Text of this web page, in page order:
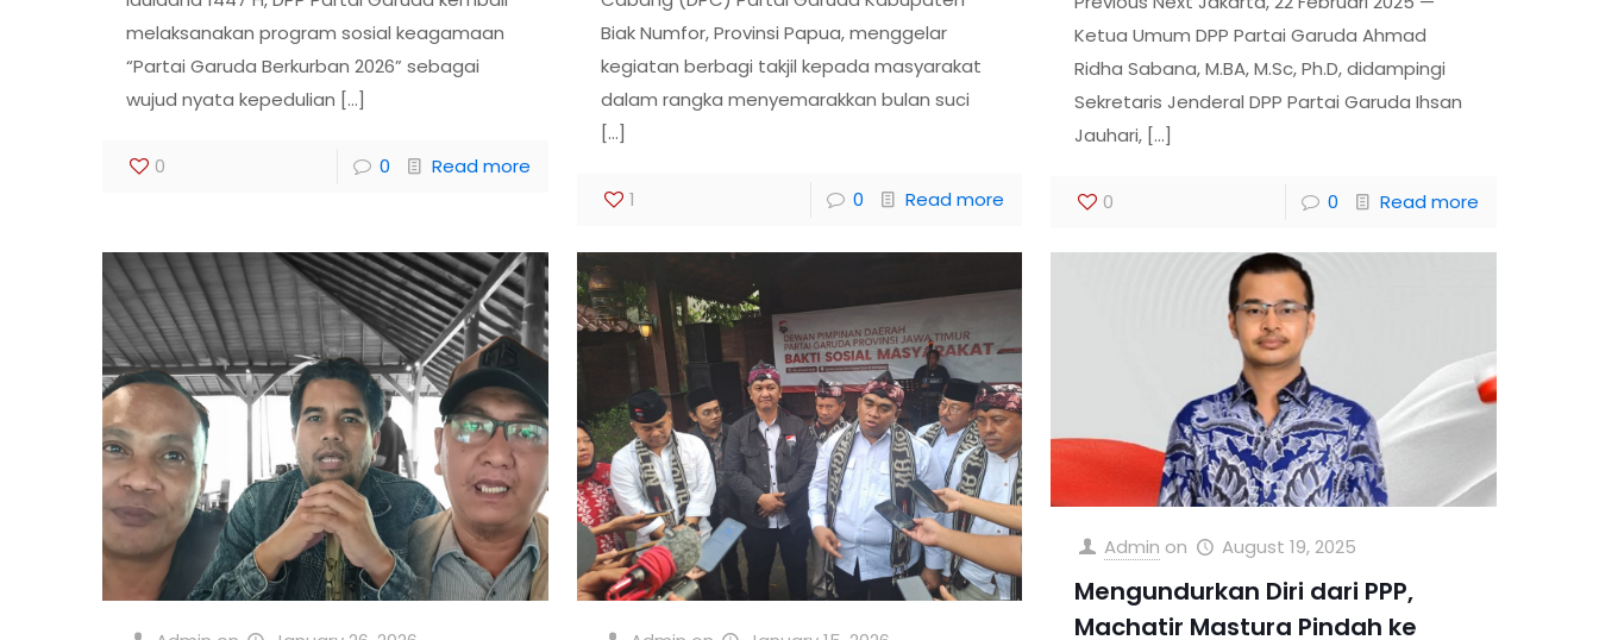
melaksanakan program sosial keagamaan
“Partai Garuda Berkurban 2026” sebagai
wujud nyata kepedulian […]
0 0 Read more
Biak Numfor, Provinsi Papua, menggelar
kegiatan berbagi takjil kepada masyarakat
dalam rangka menyemarakkan bulan suci
[…]
1 0 Read more
Ketua Umum DPP Partai Garuda Ahmad
Ridha Sabana, M.BA, M.Sc, Ph.D, didampingi
Sekretaris Jenderal DPP Partai Garuda Ihsan
Jauhari, […]
0 0 Read more
Admin on August 19, 2025
Mengundurkan Diri dari PPP,
Machatir Mastura Pindah ke